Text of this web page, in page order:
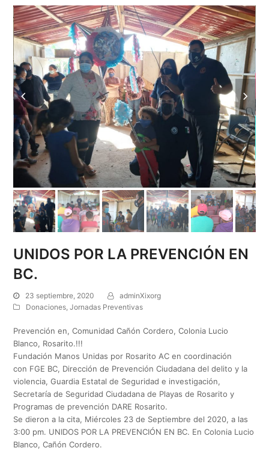
UNIDOS POR LA PREVENCIÓN EN
BC.
23 septiembre, 2020
adminXixorg
Donaciones ,Jornadas Preventivas
Prevención en, Comunidad Cañón Cordero, Colonia Lucio
Blanco, Rosarito.!!!
Fundación Manos Unidas por Rosarito AC en coordinación
con FGE BC, Dirección de Prevención Ciudadana del delito y la
violencia, Guardia Estatal de Seguridad e investigación,
Secretaría de Seguridad Ciudadana de Playas de Rosarito y
Programas de prevención DARE Rosarito.
Se dieron a la cita, Miércoles 23 de Septiembre del 2020, a las
3:00 pm. UNIDOS POR LA PREVENCIÓN EN BC. En Colonia Lucio
Blanco, Cañón Cordero.